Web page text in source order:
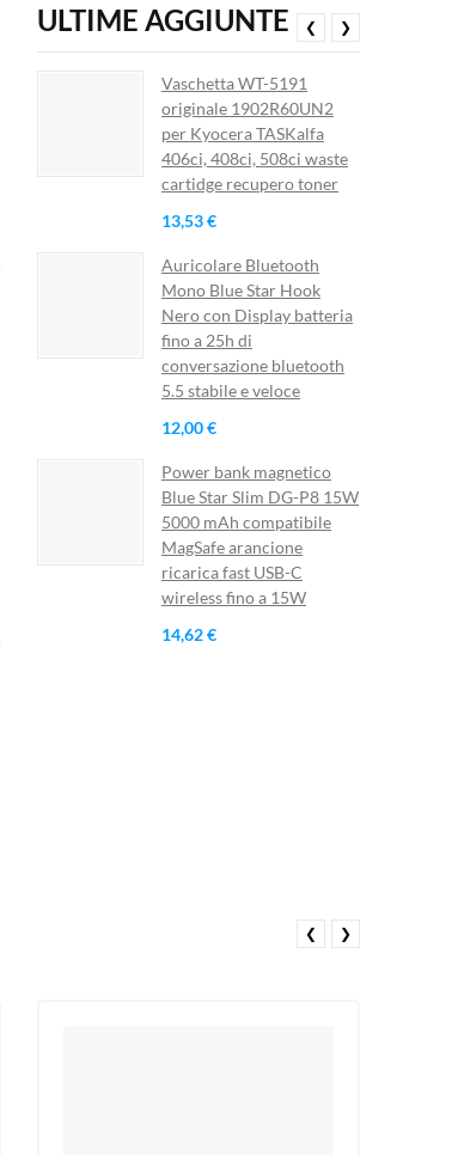
ULTIME AGGIUNTE
Vaschetta WT-5191
originale 1902R60UN2
per Kyocera TASKalfa
406ci, 408ci, 508ci waste
cartidge recupero toner
13,53 €
Auricolare Bluetooth
Mono Blue Star Hook
Nero con Display batteria
fino a 25h di
conversazione bluetooth
5.5 stabile e veloce
12,00 €
Power bank magnetico
Blue Star Slim DG-P8 15W
5000 mAh compatibile
MagSafe arancione
ricarica fast USB-C
wireless fino a 15W
14,62 €
❮ ❯
❮ ❯